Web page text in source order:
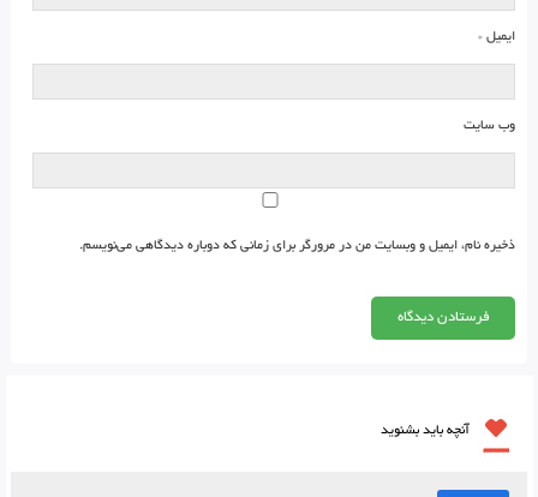
ایمیل *
وب‌ سایت
ذخیره نام، ایمیل و وبسایت من در مرورگر برای زمانی که دوباره دیدگاهی می‌نویسم.
آنچه باید بشنوید